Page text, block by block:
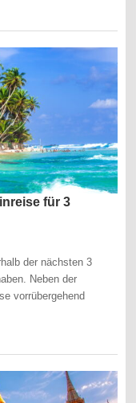
für 3
der nächsten 3
Neben der
vorrübergehend